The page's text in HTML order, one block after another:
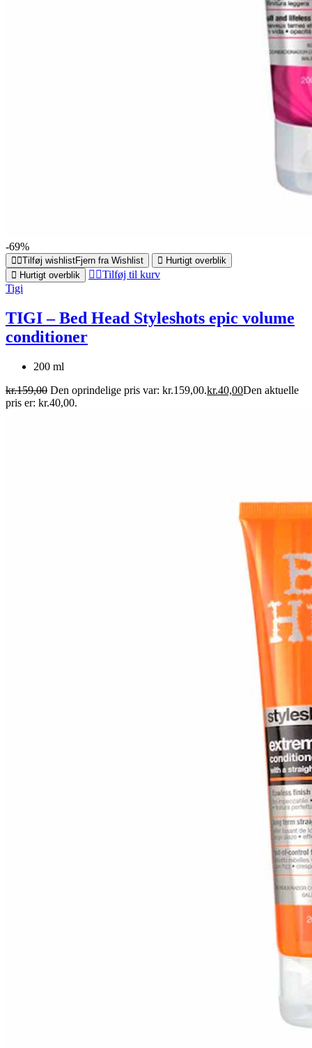
-69%
Tilføj wishlistFjern fra Wishlist
Hurtigt overblik
Hurtigt overblik
Tilføj til kurv
Tigi
TIGI – Bed Head Styleshots epic volume
conditioner
200 ml
kr.159,00 Den oprindelige pris var: kr.159,00.kr.40,00Den aktuelle
pris er: kr.40,00.